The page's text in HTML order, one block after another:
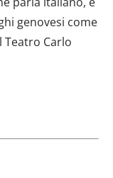
genovesi come
Teatro Carlo